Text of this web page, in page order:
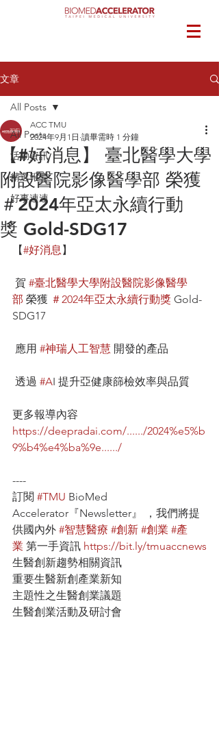
文章
All Posts
活動資訊
精選報導
好事連連
All Posts
【#好消息】 臺北醫學大學
附設醫院影像醫學部 榮獲
＃2024年亞太永續行動
獎 Gold-SDG17
ACC TMU
2024年9月1日 讀畢需時 1 分鐘
【#好消息】
賀 #臺北醫學大學附設醫院影像醫學
部 榮獲 ＃2024年亞太永續行動獎 Gold-
SDG17
應用 #神瑞人工智慧 開發的產品
透過 #AI 提升亞健康篩檢效率與品質
更多報導內容
https://deepradai.com/....../2024%e5%b
9%b4%e4%ba%9e....../
----
訂閱 #TMU BioMed
Accelerator『Newsletter』 ，我們將提
供國內外 #智慧醫療 #創新 #創業 #產
業 第一手資訊 https://bit.ly/tmuaccnews
生醫創新趨勢相關資訊
重要生醫新創產業新知
主題性之生醫創業議題
生醫創業活動及研討會